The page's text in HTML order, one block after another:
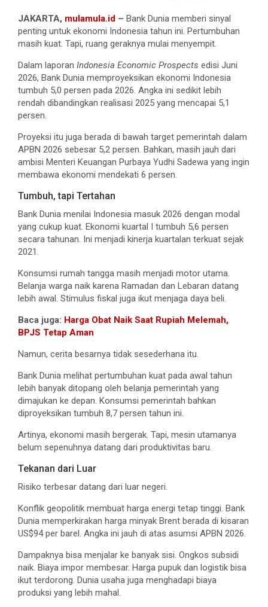
JAKARTA, mulamula.id – Bank Dunia memberi sinyal
penting untuk ekonomi Indonesia tahun ini. Pertumbuhan
masih kuat. Tapi, ruang geraknya mulai menyempit.
Dalam laporan Indonesia Economic Prospects edisi Juni
2026, Bank Dunia memproyeksikan ekonomi Indonesia
tumbuh 5,0 persen pada 2026. Angka ini sedikit lebih
rendah dibandingkan realisasi 2025 yang mencapai 5,1
persen.
Proyeksi itu juga berada di bawah target pemerintah dalam
APBN 2026 sebesar 5,2 persen. Bahkan, masih jauh dari
ambisi Menteri Keuangan Purbaya Yudhi Sadewa yang ingin
membawa ekonomi mendekati 6 persen.
Tumbuh, tapi Tertahan
Bank Dunia menilai Indonesia masuk 2026 dengan modal
yang cukup kuat. Ekonomi kuartal I tumbuh 5,6 persen
secara tahunan. Ini menjadi kinerja kuartalan terkuat sejak
2021.
Konsumsi rumah tangga masih menjadi motor utama.
Belanja warga naik karena Ramadan dan Lebaran datang
lebih awal. Stimulus fiskal juga ikut menjaga daya beli.
Baca juga: Harga Obat Naik Saat Rupiah Melemah,
BPJS Tetap Aman
Namun, cerita besarnya tidak sesederhana itu.
Bank Dunia melihat pertumbuhan kuat pada awal tahun
lebih banyak ditopang oleh belanja pemerintah yang
dimajukan ke depan. Konsumsi pemerintah bahkan
diproyeksikan tumbuh 8,7 persen tahun ini.
Artinya, ekonomi masih bergerak. Tapi, mesin utamanya
belum sepenuhnya datang dari produktivitas baru.
Tekanan dari Luar
Risiko terbesar datang dari luar negeri.
Konflik geopolitik membuat harga energi tetap tinggi. Bank
Dunia memperkirakan harga minyak Brent berada di kisaran
US$94 per barel. Angka ini jauh di atas asumsi APBN 2026.
Dampaknya bisa menjalar ke banyak sisi. Ongkos subsidi
naik. Biaya impor membesar. Harga pupuk dan logistik bisa
ikut terdorong. Dunia usaha juga menghadapi biaya
produksi yang lebih mahal.